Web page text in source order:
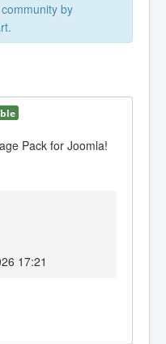
by
Pack for Joomla!
17:21